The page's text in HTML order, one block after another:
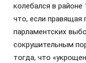
колебался в
что, если правящая
парламентских
сокрушительным
тогда, что